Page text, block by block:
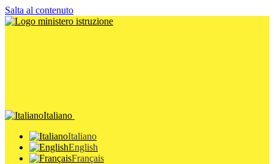
Salta al contenuto
Italiano
Italiano
English
Français